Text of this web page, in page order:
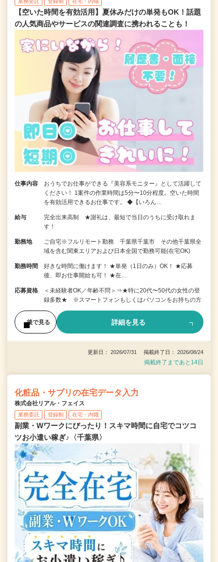
業務委託 登録制 在宅・内職
【空いた時間を有効活用】夏休みだけの単発もOK！話題
の人気商品やサービスの関連調査に携われることも！
仕事内容
おうちでお仕事ができる『美容系モニター』として活躍して
ください！ 1案件の作業時間は5分〜10分程度。空いた時間
を有効活用できるお仕事です。 ◆【いろん…
給与
完全出来高制 ★謝礼は、最短で当日のうちに受け取れま
す！
勤務地
ご自宅※フルリモート勤務 千葉県千葉市 その他千葉県全
域を含む関東エリアおよび日本全国で勤務可能(在宅OK)
勤務時間
好きな時間に働けます！ ★単発（1日のみ）OK！ ★応募
後、即お仕事開始も可！ ★在…
応募資格
＜未経験者OK／年齢不問＞⇒★特に20代〜50代の女性の登
録多数★ ※スマートフォンもしくはパソコンをお持ちの方
後で見る 詳細を見る
更新日： 2026/07/31 掲載終了日： 2026/08/24
掲載終了まであと14日
化粧品・サプリの在宅データ入力
株式会社リアル・フェイス
業務委託 登録制 在宅・内職
副業・Wワークにぴったり！スキマ時間に自宅でコツコ
ツお小遣い稼ぎ♪〈千葉県〉